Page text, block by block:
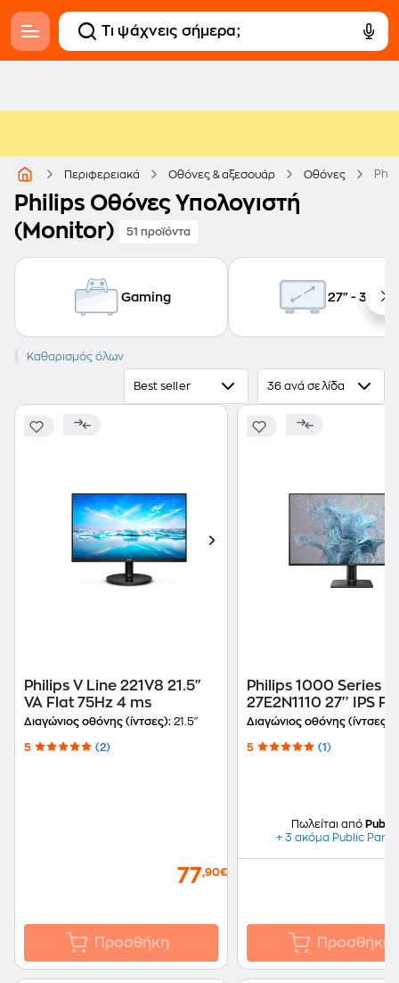
Περιφερειακά Οθόνες & αξεσουάρ Οθόνες
Philips Οθόνες Υπολογιστή
(Monitor)
51 προϊόντα
Gaming 27" - 32.9"
PHILIPS
Καθαρισμός όλων
Best seller 36 ανά σελίδα
Philips V Line 221V8 21.5"
VA Flat 75Hz 4 ms
Διαγώνιος οθόνης (ίντσες): 21.5"
5 (2)
77,90€
Προσθήκη
Philips 1000 Series
27E2N1110 27'' IPS
120Hz 4 ms
Διαγώνιος οθόνης (ίντσες):
5 (1)
Πωλείται από Public
+ 3 ακόμα Public
Προσθήκη